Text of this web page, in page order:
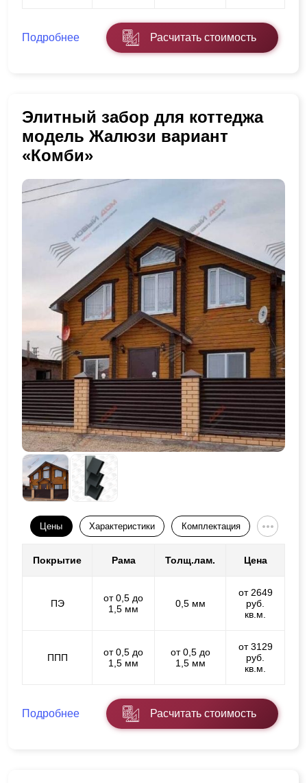
Подробнее Расчитать стоимость
Элитный забор для коттеджа
модель Жалюзи вариант
«Комби»
Цены Характеристики Комплектация
Покрытие Рама Толщ.лам. Цена
ПЭ
от 0,5 до
1,5 мм
0,5 мм
от 2649
руб.
кв.м.
ППП
от 0,5 до
1,5 мм
от 0,5 до
1,5 мм
от 3129
руб.
кв.м.
Подробнее Расчитать стоимость